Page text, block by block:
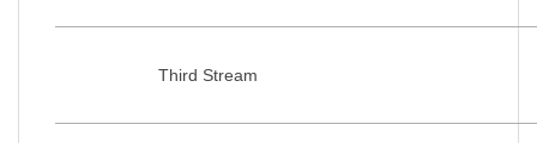
Third Stream